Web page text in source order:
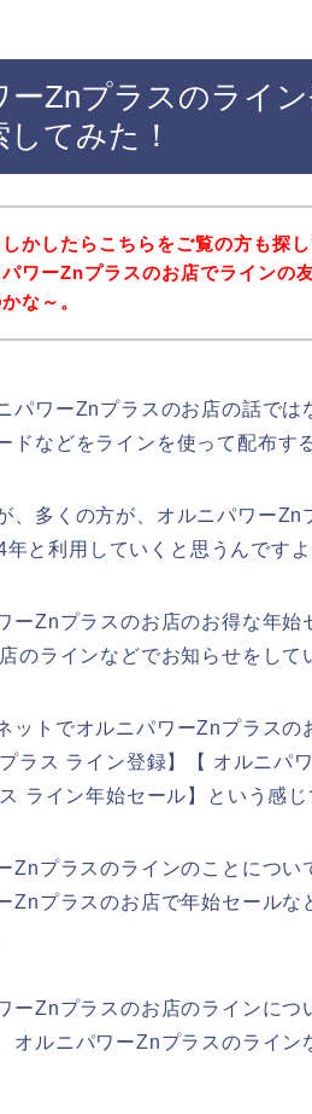
ーZnプラスのライ
てみた！
しかしたらこちらをご覧の方も探
パワーZnプラスのお店でラインの
な～。
パワーZnプラスのお店の話で
ドなどをラインを使って配布す
、多くの方が、オルニパワー
と利用していくと思うんですよ
ーZnプラスのお店のお得な年
のラインなどでお知らせをして
ットでオルニパワーZnプラスの
ラス ライン登録】【 オルニパ
ライン年始セール】という感
Znプラスのラインのことにつ
Znプラスのお店で年始セール
ーZnプラスのお店のラインに
オルニパワーZnプラスのライ